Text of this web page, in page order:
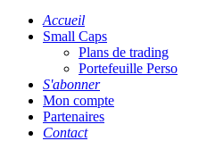
Accueil
Small Caps
Plans de trading
Portefeuille Perso
S'abonner
Mon compte
Partenaires
Contact